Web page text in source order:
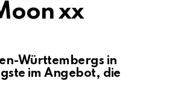
xx
Württembergs in
im Angebot, die